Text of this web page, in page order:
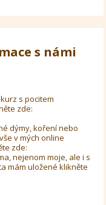
s námi
s pocitem
zde:
dýmy, koření nebo
v mých online
zde:
nejenom moje, ale i s
mám uložené klikněte